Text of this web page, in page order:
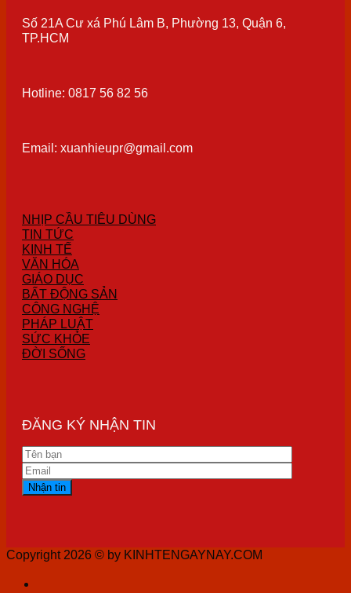
Số 21A Cư xá Phú Lâm B, Phường 13, Quận 6,
TP.HCM
Hotline: 0817 56 82 56
Email: xuanhieupr@gmail.com
NHỊP CẦU TIÊU DÙNG
TIN TỨC
KINH TẾ
VĂN HÓA
GIÁO DỤC
BẤT ĐỘNG SẢN
CÔNG NGHỆ
PHÁP LUẬT
SỨC KHỎE
ĐỜI SỐNG
ĐĂNG KÝ NHẬN TIN
Copyright 2026 © by KINHTENGAYNAY.COM